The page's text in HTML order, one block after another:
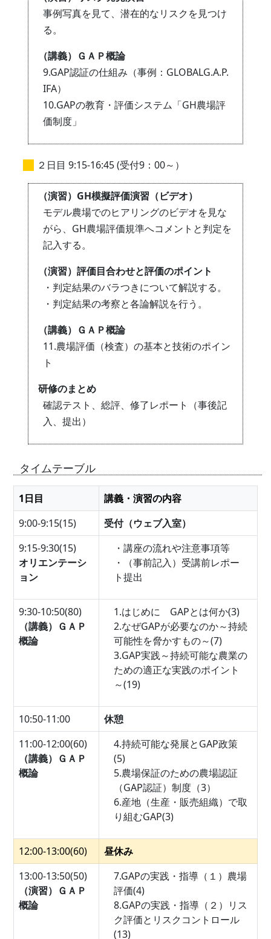
事例写真を見て、潜在的なリスクを見つけ
る。
（講義）ＧＡＰ概論
9.GAP認証の仕組み（事例：GLOBALG.A.P.
IFA）
10.GAPの教育・評価システム「GH農場評
価制度」
２日目 9:15-16:45 (受付9：00～）
（演習）GH模擬評価演習（ビデオ）
モデル農場でのヒアリングのビデオを見な
がら、GH農場評価規準へコメントと判定を
記入する。
（演習）評価目合わせと評価のポイント
・判定結果のバラつきについて解説する。
・判定結果の考察と各論解説を行う。
（講義）ＧＡＰ概論
11.農場評価（検査）の基本と技術のポイン
ト
研修のまとめ
確認テスト、総評、修了レポート（事後記
入、提出）
タイムテーブル
1日目
講義・演習の内容
9:00-9:15(15)
受付（ウェブ入室）
9:15-9:30(15)
オリエンテーシ
ョン
・講座の流れや注意事項等
・（事前記入）受講前レポー
ト提出
9:30-10:50(80)
（講義）ＧＡＰ
概論
1.はじめに GAPとは何か(3)
2.なぜGAPが必要なのか～持続
可能性を脅かすもの～(7)
3.GAP実践～持続可能な農業の
ための適正な実践のポイント
～(19)
10:50-11:00
休憩
11:00-12:00(60)
（講義）ＧＡＰ
概論
4.持続可能な発展とGAP政策
(5)
5.農場保証のための農場認証
（GAP認証）制度（3）
6.産地（生産・販売組織）で取
り組むGAP(3)
12:00-13:00(60)
昼休み
13:00-13:50(50)
（演習）ＧＡＰ
概論
7.GAPの実践・指導（１）農場
評価(4)
8.GAPの実践・指導（２）リス
ク評価とリスクコントロール
(13)